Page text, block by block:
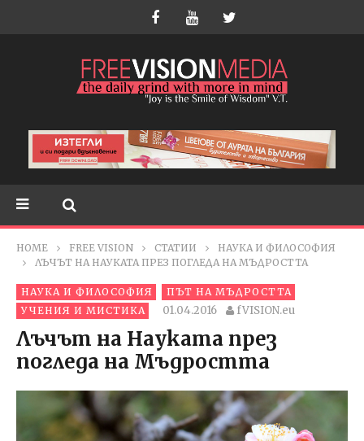
HOME FREE VISION СТАТИИ
НАУКА И ФИЛОСОФИЯ
ЛЪЧЪТ НА НАУКАТА ПРЕЗ ПОГЛЕДА НА МЪДРОСТТА
НАУКА И ФИЛОСОФИЯ
ПЪТ НА МЪДРОСТТА
УЧЕНИЯ И МИСТИКА
01.04.2016 fVISION.eu
Лъчът на Науката през
погледа на Мъдростта